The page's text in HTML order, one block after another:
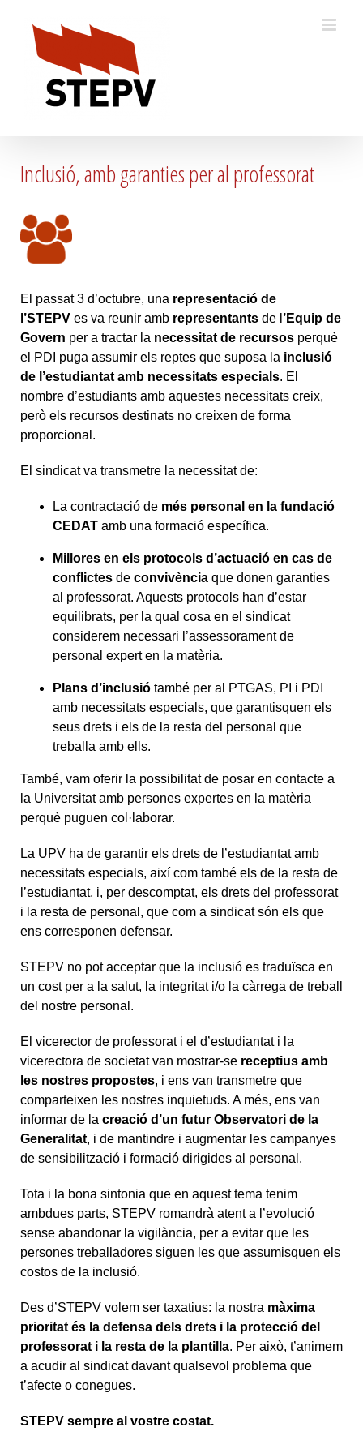
content
Inclusió, amb garanties per al professorat
El passat 3 d’octubre, una representació de
l’STEPV es va reunir amb representants de l ’Equip de
Govern per a tractar la necessitat de recursos perquè
el PDI puga assumir els reptes que suposa la inclusió
de l’estudiantat amb necessitats especials. El
nombre d’estudiants amb aquestes necessitats creix,
però els recursos destinats no creixen de forma
proporcional.
El sindicat va transmetre la necessitat de:
La contractació de més personal en la fundació
CEDAT amb una formació específica.
Millores en els protocols d’actuació en cas de
conflictes de convivència que donen garanties
al professorat. Aquests protocols han d’estar
equilibrats, per la qual cosa en el sindicat
considerem necessari l’assessorament de
personal expert en la matèria.
Plans d’inclusió també per al PTGAS, PI i PDI
amb necessitats especials, que garantisquen els
seus drets i els de la resta del personal que
treballa amb ells.
També, vam oferir la possibilitat de posar en contacte a
la Universitat amb persones expertes en la matèria
perquè puguen col·laborar.
La UPV ha de garantir els drets de l’estudiantat amb
necessitats especials, així com també els de la resta de
l’estudiantat, i, per descomptat, els drets del professorat
i la resta de personal, que com a sindicat són els que
ens corresponen defensar.
STEPV no pot acceptar que la inclusió es traduïsca en
un cost per a la salut, la integritat i/o la càrrega de treball
del nostre personal.
El vicerector de professorat i el d’estudiantat i la
vicerectora de societat van mostrar-se receptius amb
les nostres propostes, i ens van transmetre que
comparteixen les nostres inquietuds. A més, ens van
informar de la creació d’un futur Observatori de la
Generalitat, i de mantindre i augmentar les campanyes
de sensibilització i formació dirigides al personal.
Tota i la bona sintonia que en aquest tema tenim
ambdues parts, STEPV romandrà atent a l’evolució
sense abandonar la vigilància, per a evitar que les
persones treballadores siguen les que assumisquen els
costos de la inclusió.
Des d’STEPV volem ser taxatius: la nostra màxima
prioritat és la defensa dels drets i la protecció del
professorat i la resta de la plantilla. Per això, t’animem
a acudir al sindicat davant qualsevol problema que
t’afecte o conegues.
STEPV sempre al vostre costat.